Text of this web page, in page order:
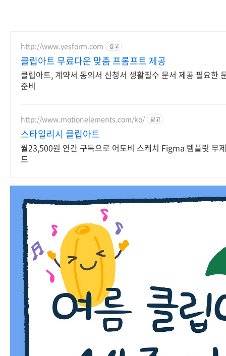
http://www.yesform.com 광고
클립아트 무료다운 맞춤 프롬프트 제공
클립아트, 계약서 동의서 신청서 생활필수 문서 제공 필요한
준비
http://www.motionelements.com/ko/ 광고
스타일리시 클립아트
월23,500원 연간 구독으로 어도비 스케치 Figma 템플릿 무
드